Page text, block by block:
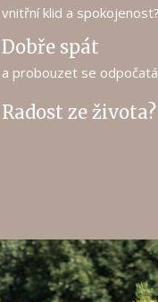
vnitřní klid a spokojenost?
Dobře spát
a probouzet se
Radost ze života?